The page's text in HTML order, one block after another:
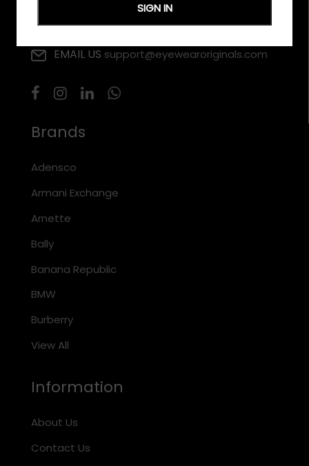
+971 58 558 0559
EMAIL US support@eyewearoriginals.com
Brands
Adensco
Armani Exchange
Arnette
Bally
Banana Republic
BMW
Burberry
View All
Information
About Us
Contact Us
SIGN IN